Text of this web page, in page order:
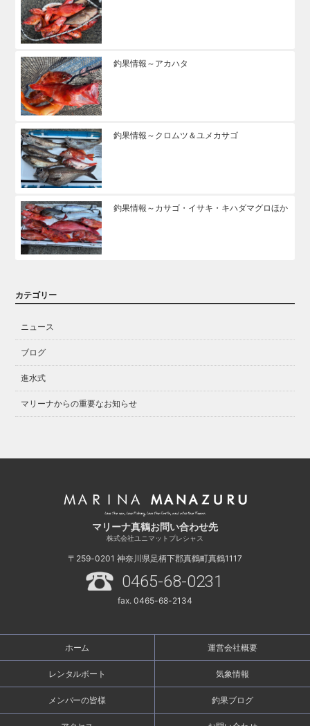
釣果情報～アカハタ
釣果情報～クロムツ＆ユメカサゴ
釣果情報～カサゴ・イサキ・キハダマグロほか
カテゴリー
ニュース
ブログ
進水式
マリーナからの重要なお知らせ
マリーナ真鶴お問い合わせ先
株式会社ユニマットプレシャス
〒259-0201 神奈川県足柄下郡真鶴町真鶴1117
0465-68-0231
fax. 0465-68-2134
ホーム 運営会社概要
レンタルボート 気象情報
メンバーの皆様 釣果ブログ